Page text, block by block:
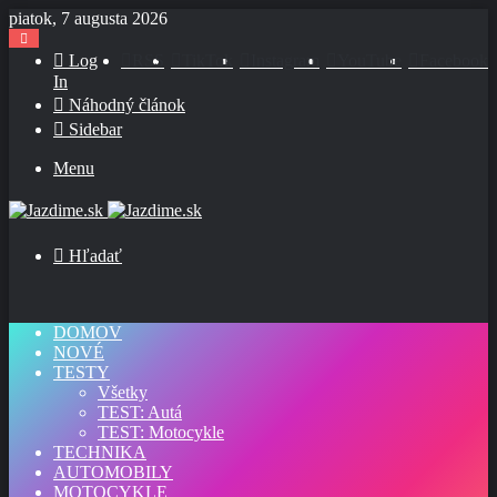
piatok, 7 augusta 2026
YouTube
Instagram
TikTok
RSS
Log
In
Náhodný článok
Sidebar
Menu
Hľadať
DOMOV
NOVÉ
TESTY
Všetky
TEST: Autá
TEST: Motocykle
TECHNIKA
AUTOMOBILY
MOTOCYKLE